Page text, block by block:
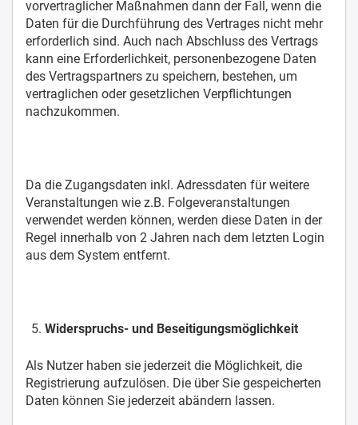
vorvertraglicher Maßnahmen dann der Fall, wenn die
Daten für die Durchführung des Vertrages nicht mehr
erforderlich sind. Auch nach Abschluss des Vertrags
kann eine Erforderlichkeit, personenbezogene Daten
des Vertragspartners zu speichern, bestehen, um
vertraglichen oder gesetzlichen Verpflichtungen
nachzukommen.
Da die Zugangsdaten inkl. Adressdaten für weitere
Veranstaltungen wie z.B. Folgeveranstaltungen
verwendet werden können, werden diese Daten in der
Regel innerhalb von 2 Jahren nach dem letzten Login
aus dem System entfernt.
Widerspruchs- und Beseitigungsmöglichkeit
Als Nutzer haben sie jederzeit die Möglichkeit, die
Registrierung aufzulösen. Die über Sie gespeicherten
Daten können Sie jederzeit abändern lassen.